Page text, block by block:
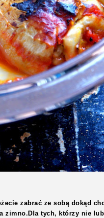
zabrać ze sobą dokąd
zimno.Dla tych, którzy nie